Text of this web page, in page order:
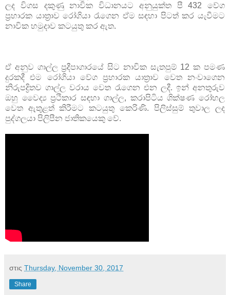
ලද විගස දකුණු නාවික විධානයට අනුයුක්ත පී 432 වේග
ප්‍රහාරක යාත්‍රාව රෝගියා රැගෙන ඒම සඳහා පිටත් කර යැවීමට
නාවික හමුදාව කටයුතු කර ඇත.
ඒ අනුව ගාල්ල ප්‍රදීපාගාරයේ සිට නාවික සැතපුම් 12 ක පමණ
දුරකදී එම රෝගියා වේග ප්‍රහාරක යාත්‍රාව වෙත නංවාගෙන
නිරුපද්‍රිතව ගාල්ල වරාය වෙත රැගෙන එන ලදී. ඉන් අනතුරුව
ඔහු වෛද්‍ය ප්‍රථිකාර සඳහා ගාල්ල, කරාපිටිය ශික්ෂණ රෝහල
වෙත ඇතුළත් කිරීමට කටයුතු කෙරිණි. පිලිස්සුම් තුවාල ලද
පුද්ගලයා පිලිපීන ජාතිකයෙකු වේ.
στις Thursday, November 30, 2017
Share